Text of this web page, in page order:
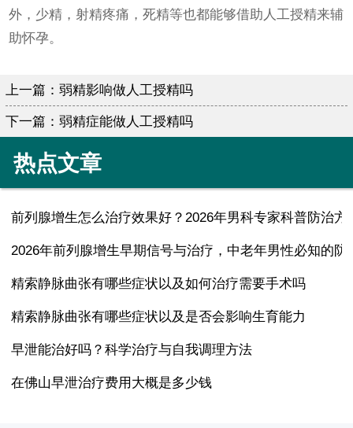
外，少精，射精疼痛，死精等也都能够借助人工授精来辅
助怀孕。
上一篇： 弱精影响做人工授精吗
下一篇： 弱精症能做人工授精吗
热点文章
前列腺增生怎么治疗效果好？2026年男科专家科普防治方
2026年前列腺增生早期信号与治疗，中老年男性必知的防
精索静脉曲张有哪些症状以及如何治疗需要手术吗
精索静脉曲张有哪些症状以及是否会影响生育能力
早泄能治好吗？科学治疗与自我调理方法
在佛山早泄治疗费用大概是多少钱